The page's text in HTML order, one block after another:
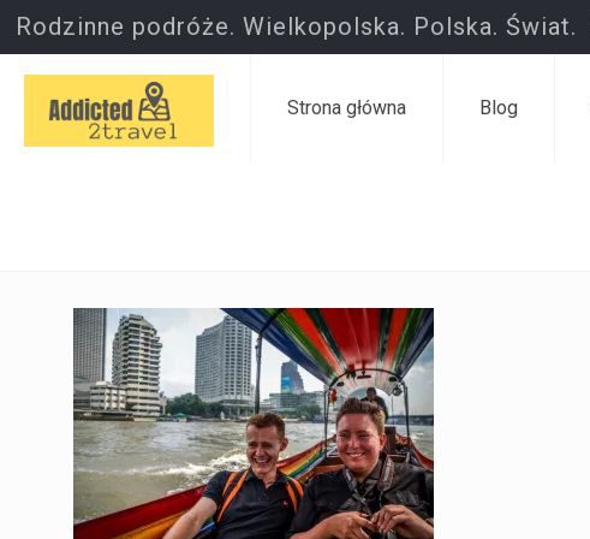
Rodzinne podróże. Wielkopolska. Polska. Świat.
Strona główna Blog